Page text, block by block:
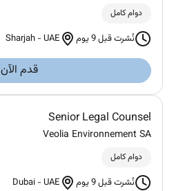
دوام كامل
نُشرت قبل 9 يوم Sharjah -UAE
قدم الآن
Senior Legal Counsel
Veolia Environnement SA
دوام كامل
نُشرت قبل 9 يوم Dubai -UAE